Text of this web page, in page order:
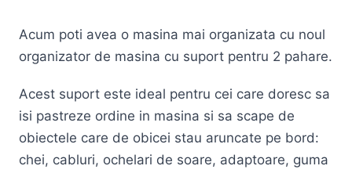
Acum poti avea o masina mai organizata cu noul
organizator de masina cu suport pentru 2 pahare.
Acest suport este ideal pentru cei care doresc sa
isi pastreze ordine in masina si sa scape de
obiectele care de obicei stau aruncate pe bord:
chei, cabluri, ochelari de soare, adaptoare, guma